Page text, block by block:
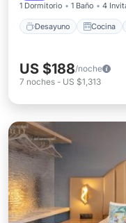
1 Dormitorio 1 Baño 4
Desayuno Cocina
US $188/noche
7 noches - US $1,313